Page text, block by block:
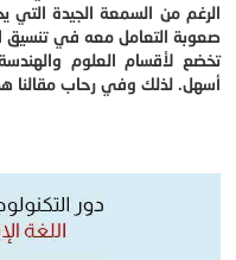
الرغم من السمعة الجيدة التي
صعوبة التعامل معه في تنسيق
تخضع لأقسام العلوم
أسهل. لذلك وفي رحاب مقالنا